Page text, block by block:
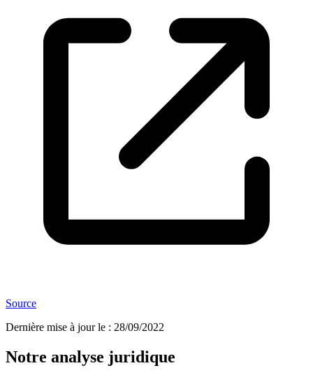
Source
Dernière mise à jour le : 28/09/2022
Notre analyse juridique